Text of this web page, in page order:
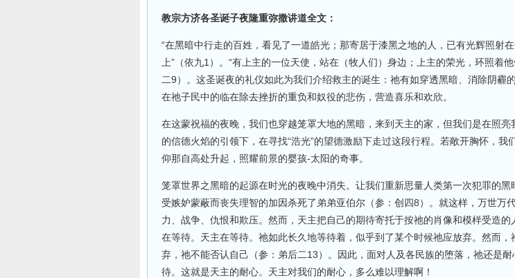
教宗方济各圣诞子夜隆重弥撒讲道全文：
“在黑暗中行走的百姓，看见了一道皓光；那寄居于漆黑之地的人，已有光辉照射
上”（依九1）。“有上主的一位天使，站在（牧人们）身边；上主的荣光，环照着他
二9）。这圣诞夜的礼仪如此为我们介绍救主的诞生：祂有如穿透黑暗、消除阴霾
在祂子民中的临在除去挫折的重负和奴役的悲伤，营造喜乐和欢欣。
在这蒙祝福的夜晚，我们也穿越笼罩大地的黑暗，来到天主的家，但我们是在照亮
的信德火焰的引领下，在寻找“浩光”的望德激励下走过这段行程。若敞开胸怀，我
仰那自高处升起，照耀前景的婴孩-太阳的奇事。
笼罩世界之黑暗的起源在时光的夜晚中消失。让我们重新思量人类第一次犯罪的黑
受嫉妒蒙蔽而丧失理智的加因杀死了弟弟亚伯尔（参：创四8）。就这样，万世万
力、战争、仇恨和欺压。然而，天主把自己的期待寄托于按祂的肖像和模样受造的
在等待。天主在等待。祂如此长久地等待着，似乎到了某个时候祂应放弃。然而，
弃，祂不能否认自己（参：弟后二13）。因此，面对人及各民族的堕落，祂还是耐
待。这就是天主的耐心。天主对我们的耐心，多么难以理解啊！